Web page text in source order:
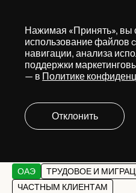
Services
Golden
ОАЭ
ТРУДОВОЕ И
ЧАСТНЫМ КЛИЕНТАМ
Нажимая «Принять», вы
использование файлов
навигации, анализа
поддержки
— в Политике
Отклонить